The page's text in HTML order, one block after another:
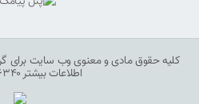
کلیه حقوق مادی و معنوی وب سایت برای
اطلاعات بیشتر 09123476340